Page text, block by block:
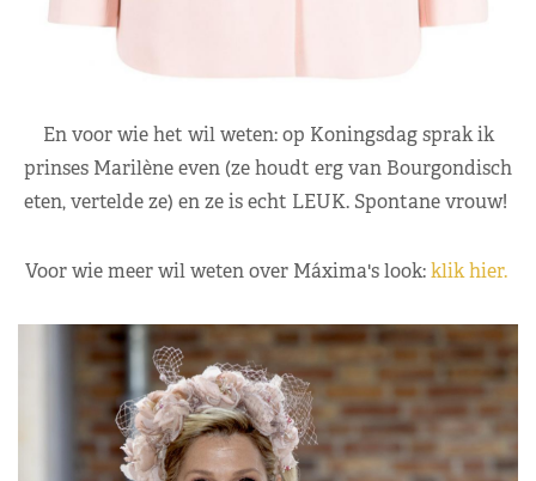
En voor wie het wil weten: op Koningsdag sprak ik
prinses Marilène even (ze houdt erg van Bourgondisch
eten, vertelde ze) en ze is echt LEUK. Spontane vrouw!
Voor wie meer wil weten over Máxima's look:klik hier.